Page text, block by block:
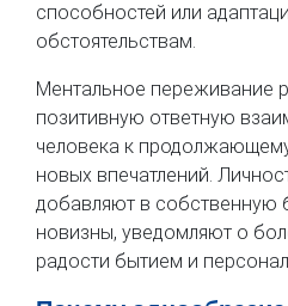
способностей или
обстоятельствам.
Ментальное переживание
позитивную ответную
человека к
новых впечатлений.
добавляют в собственную
новизны, уведомляют о
радости бытием и